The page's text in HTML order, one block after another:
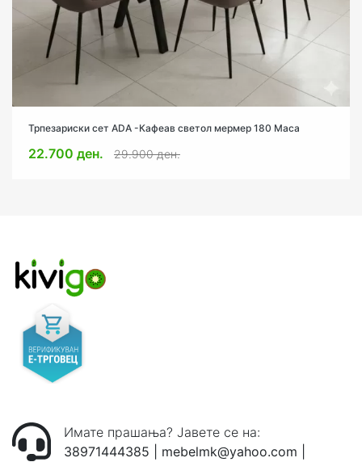
Трпезариски сет АDA -Кафеав светол мермер 180 Маса
22.700 ден. 29.900 ден.
Имате прашања? Јавете се на:
38971444385
mebelmk@yahoo.com